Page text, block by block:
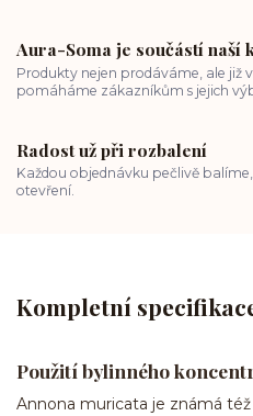
Aura-Soma je součástí naší
Produkty nejen prodáváme, ale již
pomáháme zákazníkům s jejich
Radost už při rozbalení
Každou objednávku pečlivě
otevření.
Kompletní
Použití bylinného
Annona muricata je známá